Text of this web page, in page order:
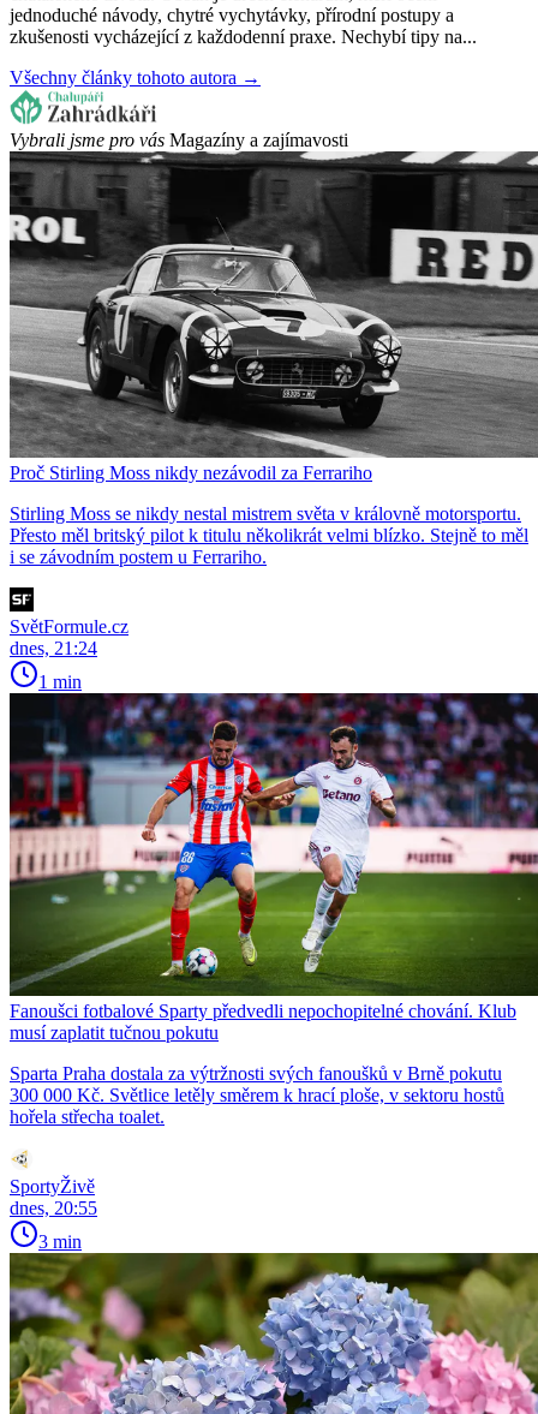
jednoduché návody, chytré vychytávky, přírodní postupy a
zkušenosti vycházející z každodenní praxe. Nechybí tipy na...
Všechny články tohoto autora →
Vybrali jsme pro vás Magazíny a zajímavosti
Proč Stirling Moss nikdy nezávodil za Ferrariho
Stirling Moss se nikdy nestal mistrem světa v královně motorsportu.
Přesto měl britský pilot k titulu několikrát velmi blízko. Stejně to měl
i se závodním postem u Ferrariho.
SvětFormule.cz
dnes, 21:24
1 min
Fanoušci fotbalové Sparty předvedli nepochopitelné chování. Klub
musí zaplatit tučnou pokutu
Sparta Praha dostala za výtržnosti svých fanoušků v Brně pokutu
300 000 Kč. Světlice letěly směrem k hrací ploše, v sektoru hostů
hořela střecha toalet.
SportyŽivě
dnes, 20:55
3 min